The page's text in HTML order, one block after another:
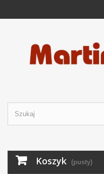
Koszyk (pusty)